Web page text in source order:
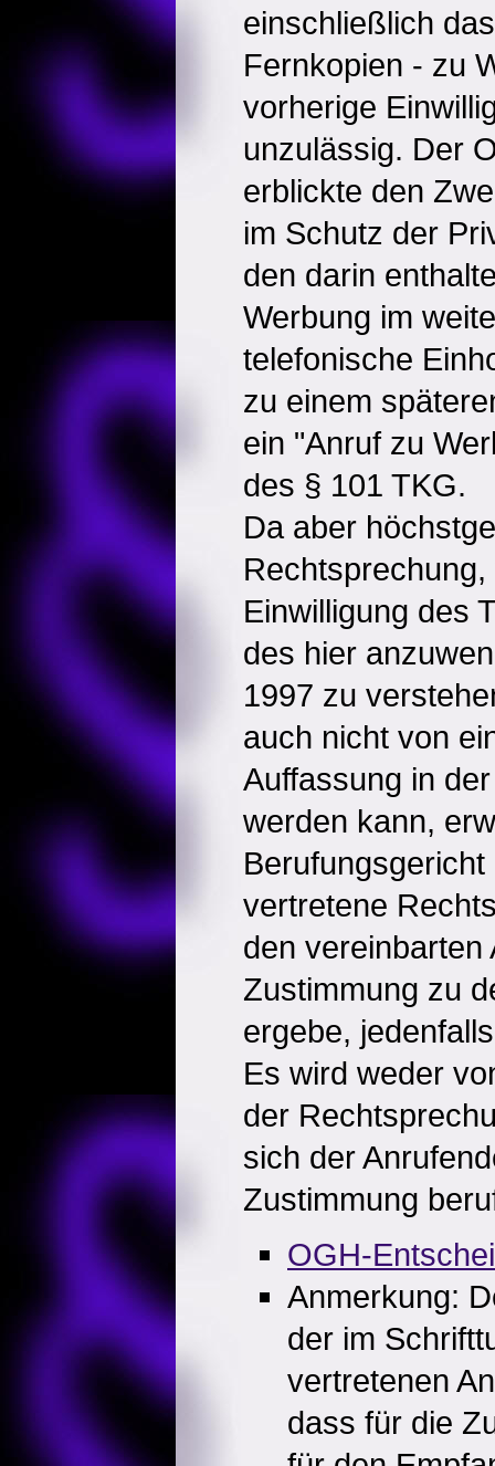
einschließlich
Fernkopien - zu
vorherige
unzulässig. Der
erblickte den
im Schutz der
den darin
Werbung im
telefonische
zu einem
ein "Anruf zu
des § 101 TKG.
Da aber
Einwilligung des
des hier
1997 zu
auch nicht von
Auffassung in
werden kann,
vertretene
den vereinbarten
Zustimmung zu
ergebe,
Es wird weder
der
sich der
Zustimmung
OGH-
Anmerkung:
der im
vertretenen
dass für die